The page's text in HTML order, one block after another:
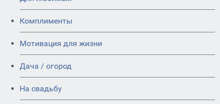
Комплименты
Мотивация для жизни
Дача / огород
На свадьбу